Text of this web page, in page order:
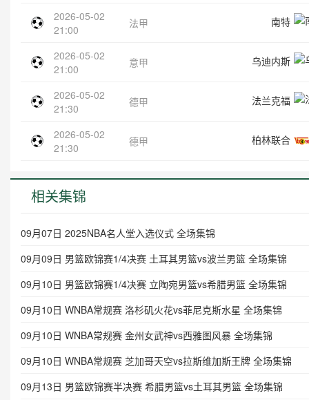
2026-05-02
21:00
法甲 南特
2026-05-02
21:00
意甲 乌迪内斯
2026-05-02
21:30
德甲 法兰克福
2026-05-02
21:30
德甲 柏林联合
相关集锦
09月07日 2025NBA名人堂入选仪式 全场集锦
09月09日 男篮欧锦赛1/4决赛 土耳其男篮vs波兰男篮 全场集锦
09月10日 男篮欧锦赛1/4决赛 立陶宛男篮vs希腊男篮 全场集锦
09月10日 WNBA常规赛 洛杉矶火花vs菲尼克斯水星 全场集锦
09月10日 WNBA常规赛 金州女武神vs西雅图风暴 全场集锦
09月10日 WNBA常规赛 芝加哥天空vs拉斯维加斯王牌 全场集锦
09月13日 男篮欧锦赛半决赛 希腊男篮vs土耳其男篮 全场集锦